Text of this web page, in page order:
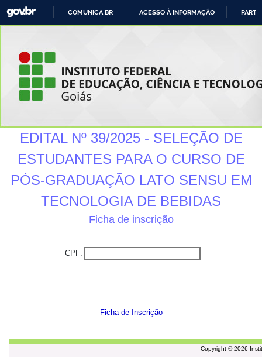
CONTEÃºDO
COMUNICA BR ACESSO À INFORMAÇÃO
EDITAL Nº 39/2025 - SELEÇÃO DE
ESTUDANTES PARA O CURSO DE
PÓS-GRADUAÇÃO LATO SENSU EM
TECNOLOGIA DE BEBIDAS
Ficha de inscrição
CPF:
Ficha de Inscrição
Copyright © 2026